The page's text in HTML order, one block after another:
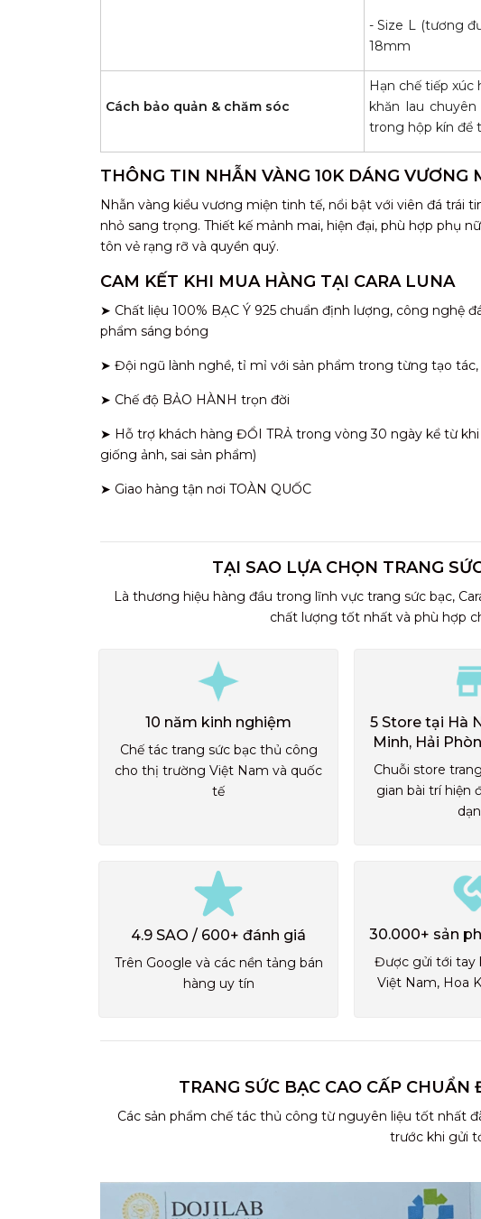
- Size L (tương
18mm
Cách bảo quản & chăm sóc
Hạn chế tiếp xúc
khăn lau
trong hộp kín để
THÔNG TIN NHẪN VÀNG 10K DÁNG
Nhẫn vàng kiểu vương miện tinh tế, nổi bật với viên đá trái
nhỏ sang trọng. Thiết kế mảnh mai, hiện đại, phù hợp phụ
tôn vẻ rạng rỡ và quyền quý.
CAM KẾT KHI MUA HÀNG TẠI CARA LUNA
➤ Chất liệu 100% BẠC Ý 925 chuẩn định lượng, công nghệ
phẩm sáng bóng
➤ Đội ngũ lành nghề, tỉ mỉ với sản phẩm trong từng tạo
➤ Chế độ BẢO HÀNH trọn đời
➤ Hỗ trợ khách hàng ĐỔI TRẢ trong vòng 30 ngày kể từ
giống ảnh, sai sản phẩm)
➤ Giao hàng tận nơi TOÀN QUỐC
TẠI SAO LỰA CHỌN TRANG
Là thương hiệu hàng đầu trong lĩnh vực trang sức bạc,
chất lượng tốt nhất và phù hợp
10 năm kinh nghiệm
Chế tác trang sức bạc thủ công
cho thị trường Việt Nam và quốc
tế
5 Store tại Hà
Minh, Hải
Chuỗi store
gian bài trí hiện
4.9 SAO / 600+ đánh giá
Trên Google và các nền tảng bán
hàng uy tín
30.000+ sản
Được gửi tới tay
Việt Nam, Hoa
TRANG SỨC BẠC CAO CẤP
Các sản phẩm chế tác thủ công từ nguyên liệu tốt nhất
trước khi gửi